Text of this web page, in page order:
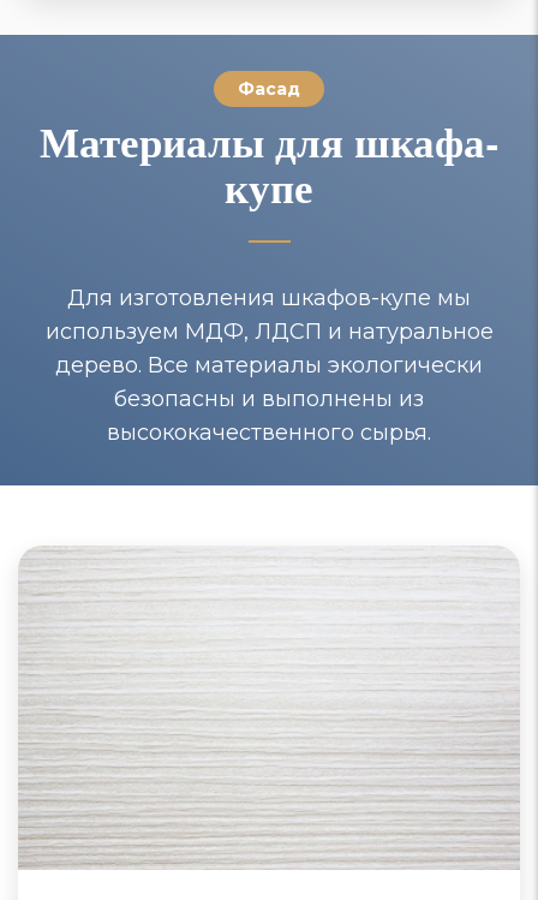
Фасад
Материалы для шкафа-
купе
Для изготовления шкафов-купе мы
используем МДФ, ЛДСП и натуральное
дерево. Все материалы экологически
безопасны и выполнены из
высококачественного сырья.
Шкафы-купе из МДФ
Шкафы-купе из МДФ отличаются качеством,
долговечностью и экологической благоприятностью.
Поверхности таких шкафов близки к натуральному
дереву, подвергаются окрашиванию, защищены от
воздействия влаги и плесени.